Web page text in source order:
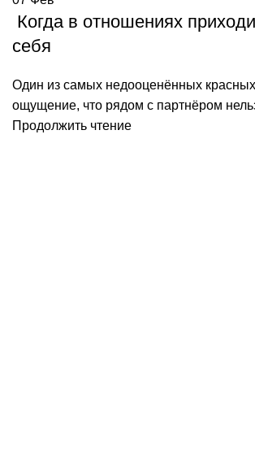
Когда в отношениях
себя
Один из самых недооценённых
ощущение, что рядом с партнёром
Продолжить чтение